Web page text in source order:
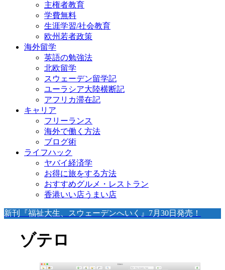
主権者教育
学費無料
生涯学習/社会教育
欧州若者政策
海外留学
英語の勉強法
北欧留学
スウェーデン留学記
ユーラシア大陸横断記
アフリカ滞在記
キャリア
フリーランス
海外で働く方法
ブログ術
ライフハック
ヤバイ経済学
お得に旅をする方法
おすすめグルメ・レストラン
香港いい店うまい店
新刊『福祉大生、スウェーデンへいく』7月30日発売！
ゾテロ